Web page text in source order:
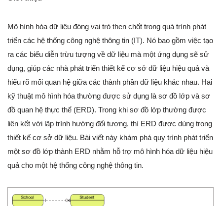
Mô hình hóa dữ liệu đóng vai trò then chốt trong quá trình phát
triển các hệ thống công nghệ thông tin (IT). Nó bao gồm việc tạo
ra các biểu diễn trừu tượng về dữ liệu mà một ứng dụng sẽ sử
dụng, giúp các nhà phát triển thiết kế cơ sở dữ liệu hiệu quả và
hiểu rõ mối quan hệ giữa các thành phần dữ liệu khác nhau. Hai
kỹ thuật mô hình hóa thường được sử dụng là sơ đồ lớp và sơ
đồ quan hệ thực thể (ERD). Trong khi sơ đồ lớp thường được
liên kết với lập trình hướng đối tượng, thì ERD được dùng trong
thiết kế cơ sở dữ liệu. Bài viết này khám phá quy trình phát triển
một sơ đồ lớp thành ERD nhằm hỗ trợ mô hình hóa dữ liệu hiệu
quả cho một hệ thống công nghệ thông tin.